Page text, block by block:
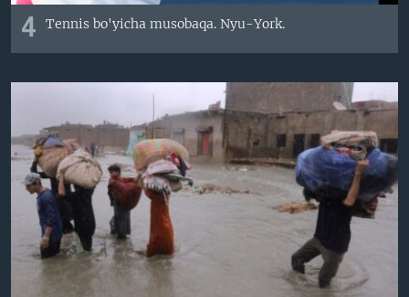
4 Tennis bo'yicha musobaqa. Nyu-York.